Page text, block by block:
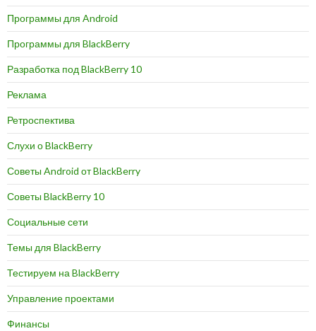
Программы для Android
Программы для BlackBerry
Разработка под BlackBerry 10
Реклама
Ретроспектива
Слухи о BlackBerry
Советы Android от BlackBerry
Советы BlackBerry 10
Социальные сети
Темы для BlackBerry
Тестируем на BlackBerry
Управление проектами
Финансы